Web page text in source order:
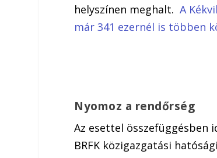
helyszínen meghalt.A
már 341 ezernél is többen
Nyomoz a rendőrség
Az esettel összefüggésben
BRFK közigazgatási